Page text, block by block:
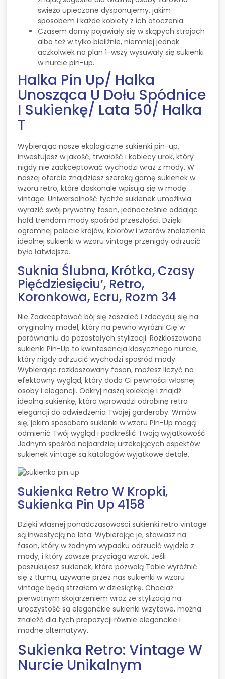
świeżo upieczone dysponujemy, jakim
sposobem i każde kobiety z ich otoczenia.
Czasem damy pojawiały się w skąpych strojach
albo też w tylko bieliźnie, niemniej jednak
aczkolwiek na plan 1-wszy wysuwały się sukienki
w nurcie pin-up.
Halka Pin Up/ Halka
Unosząca U Dołu Spódnice
I Sukienkę/ Lata 50/ Halka
T
Wybierając nasze ekologiczne sukienki pin-up,
inwestujesz w jakość, trwałość i kobiecy urok, który
nigdy nie zaakceptować wychodzi wraz z mody. W
naszej ofercie znajdziesz szeroką gamę sukienek w
wzoru retro, które doskonale wpisują się w modę
vintage. Uniwersalność tychże sukienek umożliwia
wyrazić swój prywatny fason, jednocześnie oddając
hołd trendom mody spośród przeszłości. Dzięki
ogromnej palecie krojów, kolorów i wzorów znalezienie
idealnej sukienki w wzoru vintage przenigdy odrzucić
było łatwiejsze.
Suknia Ślubna, Krótka, Czasy
Pięćdziesięciu’, Retro,
Koronkowa, Ecru, Rozm 34
Nie Zaakceptować bój się zaszaleć i zdecyduj się na
oryginalny model, który na pewno wyróżni Cię w
porównaniu do pozostałych stylizacji. Rozkloszowane
sukienki Pin-Up to kwintesencja klasycznego nurcie,
który nigdy odrzucić wychodzi spośród mody.
Wybierając rozkloszowany fason, możesz liczyć na
efektowny wygląd, który doda Ci pewności własnej
osoby i elegancji. Odkryj naszą kolekcję i znajdź
idealną sukienkę, która wprowadzi odrobinę retro
elegancji do odwiedzenia Twojej garderoby. Wmów
się, jakim sposobem sukienki w wzoru Pin-Up mogą
odmienić Twój wygląd i podkreślić Twoją wyjątkowość.
Jednym spośród najbardziej urzekających aspektów
sukienek vintage są katalogów wyjątkowe detale.
Sukienka Retro W Kropki,
Sukienka Pin Up 4158
Dzięki własnej ponadczasowości sukienki retro vintage
są inwestycją na lata. Wybierając je, stawiasz na
fason, który w żadnym wypadku odrzucić wyjdzie z
mody, i który zawsze przyciąga wzrok. Jeśli
poszukujesz sukienek, które pozwolą Tobie wyróżnić
się z tłumu, używane przez nas sukienki w wzoru
vintage będą strzałem w dziesiątkę. Chociaż
pierwotnym skojarzeniem wraz ze stylizacją na
uroczystość są eleganckie sukienki wizytowe, można
znaleźć dla tych propozycji równie eleganckie i
modne alternatywy.
Sukienka Retro: Vintage W
Nurcie Unikalnym